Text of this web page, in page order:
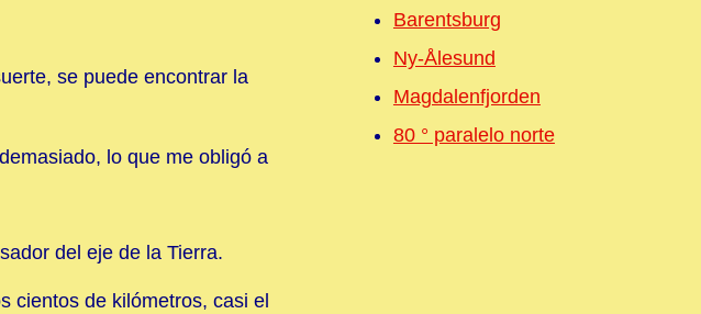
se puede encontrar la
lo que me obligó a
del eje de la Tierra.
cientos de kilómetros, casi el
Barentsburg
Ny-Ålesund
Magdalenfjorden
80 ° paralelo norte